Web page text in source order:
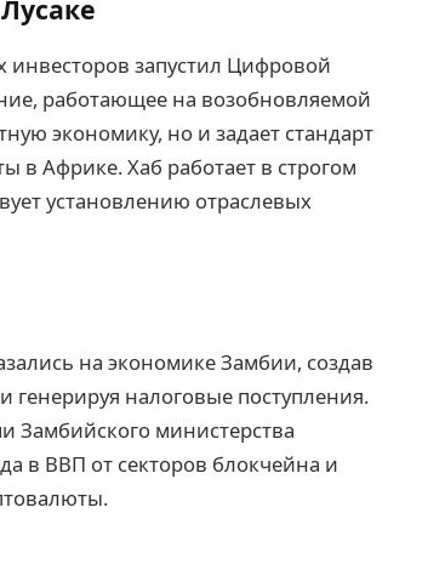
запустил Цифровой
работающее на возобновляемой
экономику, но и задает стандарт
в Африке. Хаб работает в строгом
установлению отраслевых
на экономике Замбии, создав
генерируя налоговые поступления.
Замбийского министерства
в ВВП от секторов блокчейна и